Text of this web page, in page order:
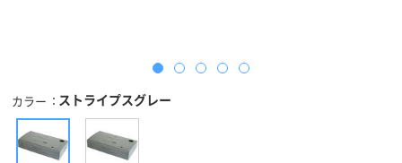
カラー ストライプスグレー